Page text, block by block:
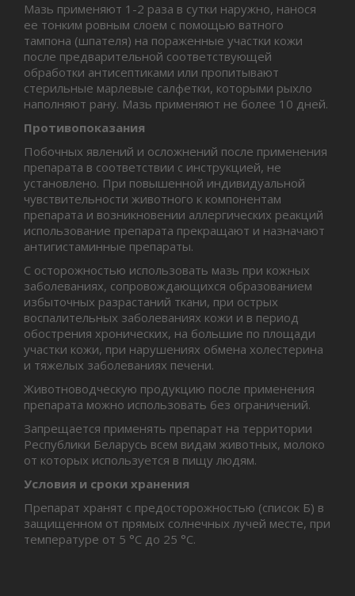
Мазь применяют 1-2 раза в сутки наружно, нанося
ее тонким ровным слоем с помощью ватного
тампона (шпателя) на пораженные участки кожи
после предварительной соответствующей
обработки антисептиками или пропитывают
стерильные марлевые салфетки, которыми рыхло
наполняют рану. Мазь применяют не более 10 дней.
Противопоказания
Побочных явлений и осложнений после применения
препарата в соответствии с инструкцией, не
установлено. При повышенной индивидуальной
чувствительности животного к компонентам
препарата и возникновении аллергических реакций
использование препарата прекращают и назначают
антигистаминные препараты.
С осторожностью использовать мазь при кожных
заболеваниях, сопровождающихся образованием
избыточных разрастаний ткани, при острых
воспалительных заболеваниях кожи и в период
обострения хронических, на большие по площади
участки кожи, при нарушениях обмена холестерина
и тяжелых заболеваниях печени.
Животноводческую продукцию после применения
препарата можно использовать без ограничений.
Запрещается применять препарат на территории
Республики Беларусь всем видам животных, молоко
от которых используется в пищу людям.
Условия и сроки хранения
Препарат хранят с предосторожностью (список Б) в
защищенном от прямых солнечных лучей месте, при
температуре от 5 °С до 25 °С.